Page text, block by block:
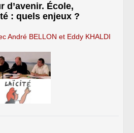
d’avenir. École,
: quels enjeux ?
André BELLON et Eddy KHALDI